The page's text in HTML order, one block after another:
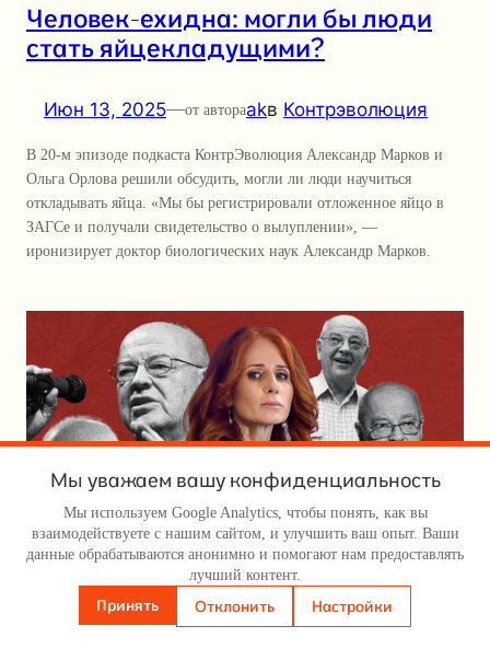
Человек-ехидна: могли бы люди
стать яйцекладущими?
Июн 13, 2025—от автораakв Контрэволюция
В 20-м эпизоде подкаста КонтрЭволюция Александр Марков и
Ольга Орлова решили обсудить, могли ли люди научиться
откладывать яйца. «Мы бы регистрировали отложенное яйцо в
ЗАГСе и получали свидетельство о вылуплении», —
иронизирует доктор биологических наук Александр Марков.
Вера Кричевская: «Дмитрий Зимин
— победитель, а Россия —
Мы уважаем вашу конфиденциальность
Мы используем Google Analytics, чтобы понять, как вы
взаимодействуете с нашим сайтом, и улучшить ваш опыт. Ваши
данные обрабатываются анонимно и помогают нам предоставлять
лучший контент.
Принять Отклонить Настройки